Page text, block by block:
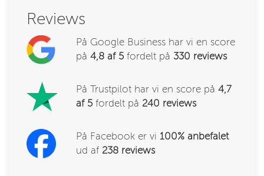
Reviews
På Google Business har vi en score
på 4,8 af 5 fordelt på 330 reviews
På Trustpilot har vi en score på 4,7
af 5 fordelt på 240 reviews
På Facebook er vi 100% anbefalet
ud af 238 reviews